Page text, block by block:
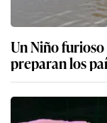
Un Niño furioso
preparan los